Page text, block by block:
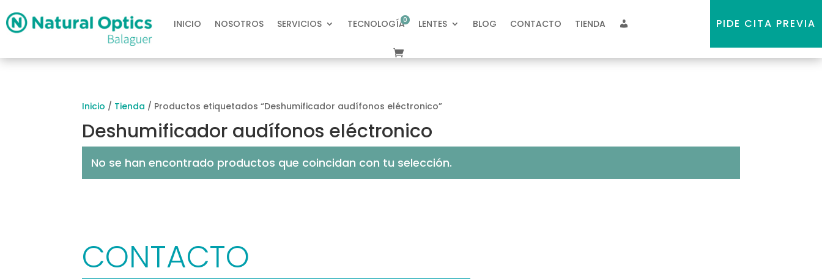
INICIO NOSOTROS SERVICIOS TECNOLOGÍA LENTES BLOG CONTACTO TIENDA MI CUENTA
0
elementos
PIDE CITA PREVIA
Inicio / Tienda / Productos etiquetados “Deshumificador audífonos eléctronico”
Deshumificador audífonos eléctronico
No se han encontrado productos que coincidan con tu selección.
CONTACTO